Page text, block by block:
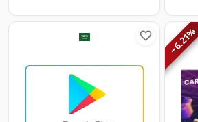
−
6.21
%